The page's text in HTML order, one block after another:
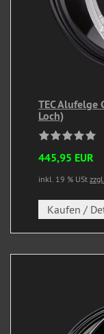
TEC Alufelge
Loch)
445,95 EUR
inkl. 19 % USt
Kaufen /